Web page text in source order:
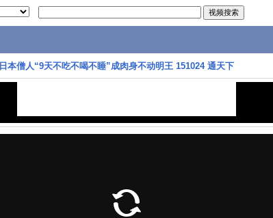
日本僧人“9天不吃不喝不睡”成肉身不动明王 151024 通天下